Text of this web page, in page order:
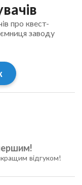
про квест-
заводу
відгуком!